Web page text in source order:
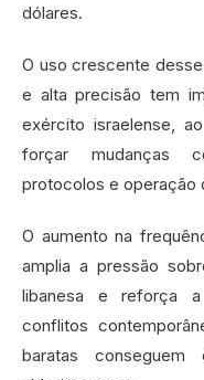
dólares.
O uso crescente
e alta precisão tem
exército israelense,
forçar mudanças
protocolos e operação
O aumento na
amplia a pressão
libanesa e reforça a
conflitos
baratas conseguem